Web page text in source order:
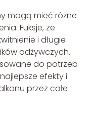
mogą mieć różne
Fuksje, ze
i długie
odżywczych.
do potrzeb
efekty i
przez całe